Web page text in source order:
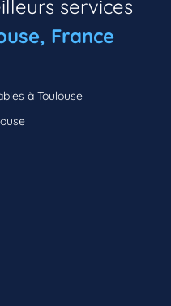
services
France
à Toulouse